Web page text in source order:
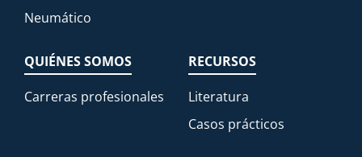
Neumático
QUIÉNES SOMOS
Carreras profesionales
RECURSOS
Literatura
Casos prácticos